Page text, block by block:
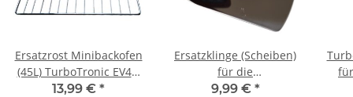
Ersatzrost Minibackofen
(45L) TurboTronic EV45,
EV45R und DEV45
13,99 € *
Ersatzklinge (Scheiben)
für die
Küchenmaschinen TT-
9,99 € *